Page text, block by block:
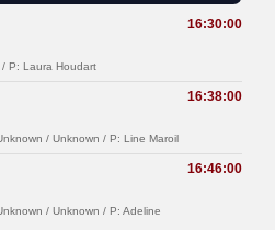
16:30:00
P: Laura Houdart
16:38:00
/ Unknown / P: Line Maroil
16:46:00
/ Unknown / P: Adeline